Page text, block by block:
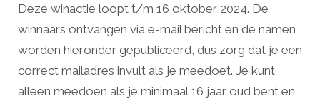
Deze winactie loopt t/m 16 oktober 2024. De
winnaars ontvangen via e-mail bericht en de namen
worden hieronder gepubliceerd, dus zorg dat je een
correct mailadres invult als je meedoet. Je kunt
alleen meedoen als je minimaal 16 jaar oud bent en